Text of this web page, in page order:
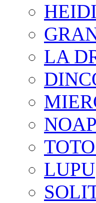
HEIDI
LA
LUPU